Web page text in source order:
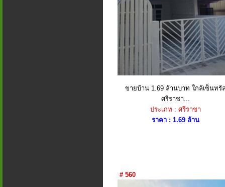
ขายบ้าน 1.69 ล้านบาท ใกล้เซ็นทรั
ศรีราชา...
ประเภท : ศรีราชา
ราคา : 1.69 ล้าน
# 560